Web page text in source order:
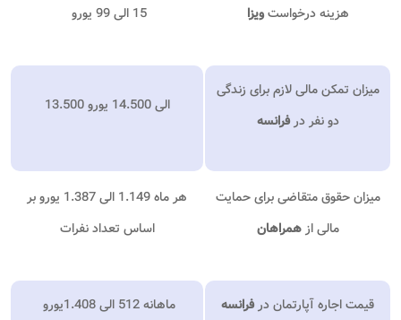
هزینه درخواستویزا 15 الی 99 یورو
میزان تمکن مالی لازم برای زندگی
دو نفر درفرانسه
13.500 الی 14.500 یورو
میزان حقوق متقاضی برای حمایت
مالی ازهمراهان
هر ماه 1.149 الی 1.387 یورو بر
اساس تعداد نفرات
قیمت اجاره آپارتمان درفرانسه ماهانه 512 الی 1.408یورو